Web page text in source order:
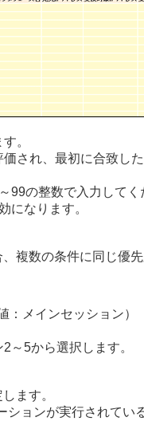
。
され、最初に合致し
99の整数で入力してく
になります。
複数の条件に同じ優
：メインセッション）
～5から選択します。
ます。
ションが実行されてい